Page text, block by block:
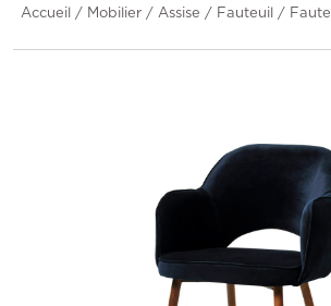
Accueil / Mobilier/ Assise / Fauteuil /